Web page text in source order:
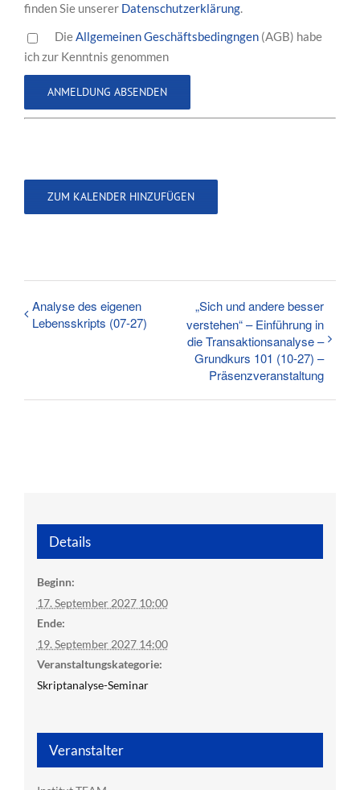
finden Sie unserer Datenschutzerklärung.
DieAllgemeinen Geschäftsbedingngen (AGB) habe
ich zur Kenntnis genommen
ZUM KALENDER HINZUFÜGEN
Analyse des eigenen
Lebensskripts (07-27)
„Sich und andere besser
verstehen“ – Einführung in
die Transaktionsanalyse –
Grundkurs 101 (10-27) –
Präsenzveranstaltung
Details
Beginn:
17. September 2027 10:00
Ende:
19. September 2027 14:00
Veranstaltungskategorie:
Skriptanalyse-Seminar
Veranstalter